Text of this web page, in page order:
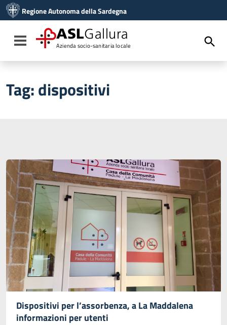
Vai al menu di navigazione
Vai al footer
Regione Autonoma della Sardegna
Toggle navigation
ASLGallura
Azienda socio-sanitaria locale
Tag:dispositivi
Dispositivi per l’assorbenza, a La Maddalena
informazioni per utenti